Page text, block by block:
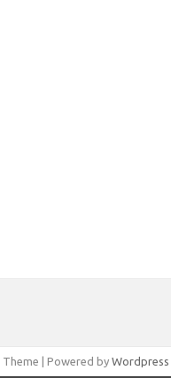
Theme | Powered by Wordpress